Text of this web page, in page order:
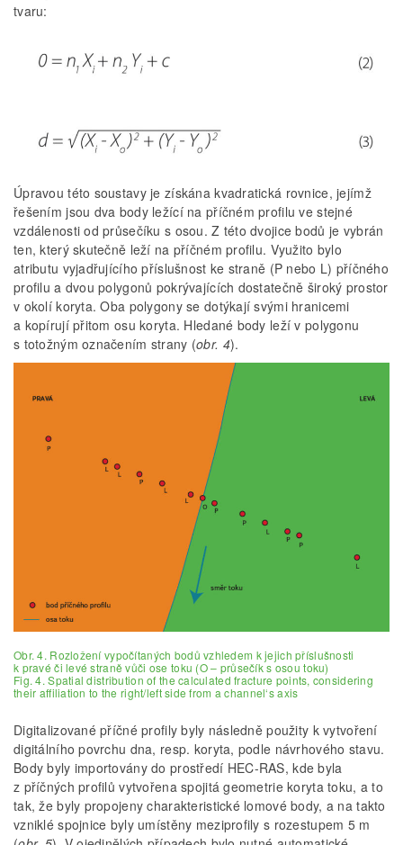
tvaru:
Úpravou této soustavy je získána kvadratická rovnice, jejímž
řešením jsou dva body ležící na příčném profilu ve stejné
vzdálenosti od průsečíku s osou. Z této dvojice bodů je vybrán
ten, který skutečně leží na příčném profilu. Využito bylo
atributu vyjadřujícího příslušnost ke straně (P nebo L) příčného
profilu a dvou polygonů pokrývajících dostatečně široký prostor
v okolí koryta. Oba polygony se dotýkají svými hranicemi
a kopírují přitom osu koryta. Hledané body leží v polygonu
s totožným označením strany (obr. 4).
Obr. 4. Rozložení vypočítaných bodů vzhledem k jejich příslušnosti
k pravé či levé straně vůči ose toku (O – průsečík s osou toku)
Fig. 4. Spatial distribution of the calculated fracture points, considering
their affiliation to the right/left side from a channel‘s axis
Digitalizované příčné profily byly následně použity k vytvoření
digitálního povrchu dna, resp. koryta, podle návrhového stavu.
Body byly importovány do prostředí HEC-RAS, kde byla
z příčných profilů vytvořena spojitá geometrie koryta toku, a to
tak, že byly propojeny charakteristické lomové body, a na takto
vzniklé spojnice byly umístěny meziprofily s rozestupem 5 m